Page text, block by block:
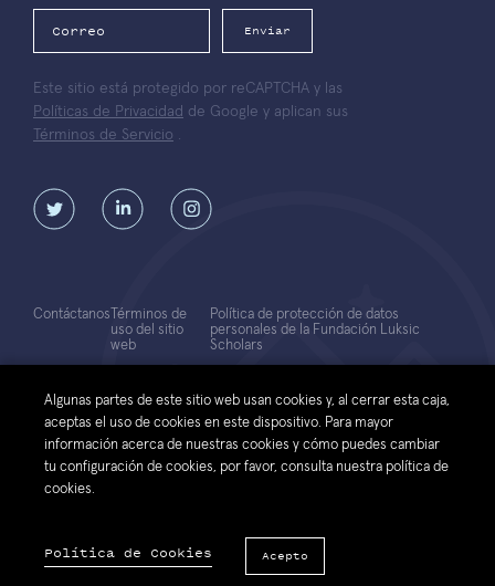
Enviar
Este sitio está protegido por reCAPTCHA y las
Políticas de Privacidad de Google y aplican sus
Términos de Servicio .
© 2026 Fundación Luksic Scholars. Todos los Derechos Reservados
Contáctanos Términos de
uso del sitio
web
Política de protección de datos
personales de la Fundación Luksic
Scholars
Algunas partes de este sitio web usan cookies y, al cerrar esta caja,
aceptas el uso de cookies en este dispositivo. Para mayor
información acerca de nuestras cookies y cómo puedes cambiar
tu configuración de cookies, por favor, consulta nuestra política de
cookies.
Política de Cookies Acepto